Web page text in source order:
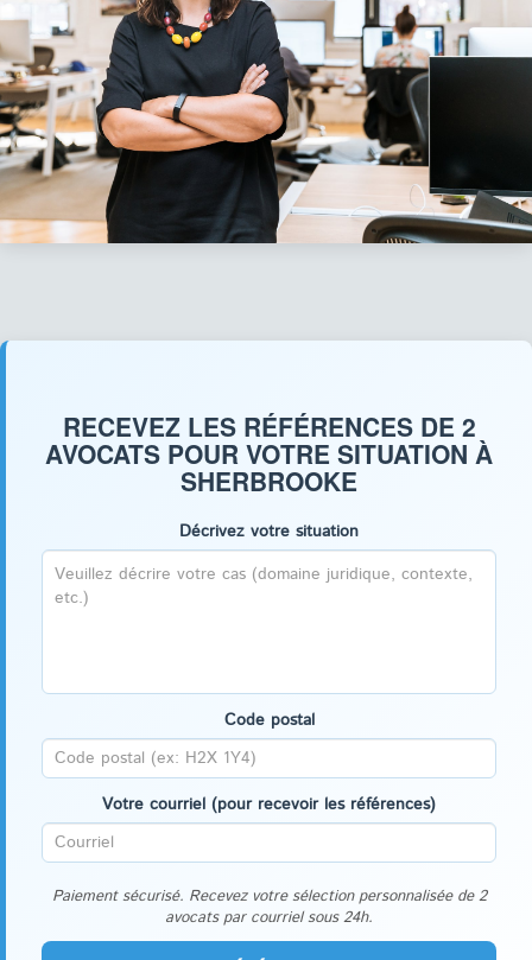
RECEVEZ LES RÉFÉRENCES DE 2
AVOCATS POUR VOTRE SITUATION À
SHERBROOKE
Décrivez votre situation
Code postal
Votre courriel (pour recevoir les références)
Paiement sécurisé. Recevez votre sélection personnalisée de 2
avocats par courriel sous 24h.